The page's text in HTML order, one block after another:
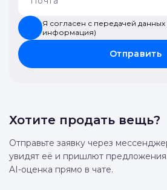
Я согласен с передачей
информация)
Отправить
Хотите продать вещь?
Отправьте заявку через
увидят её и пришлют
AI-оценка прямо в чате.